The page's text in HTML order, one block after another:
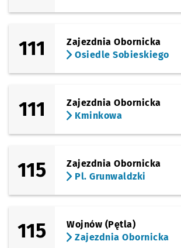
111
Zajezdnia Obornicka
Osiedle Sobieskiego
111
Zajezdnia Obornicka
Kminkowa
115
Zajezdnia Obornicka
Pl. Grunwaldzki
115
Wojnów (Pętla)
Zajezdnia Obornicka